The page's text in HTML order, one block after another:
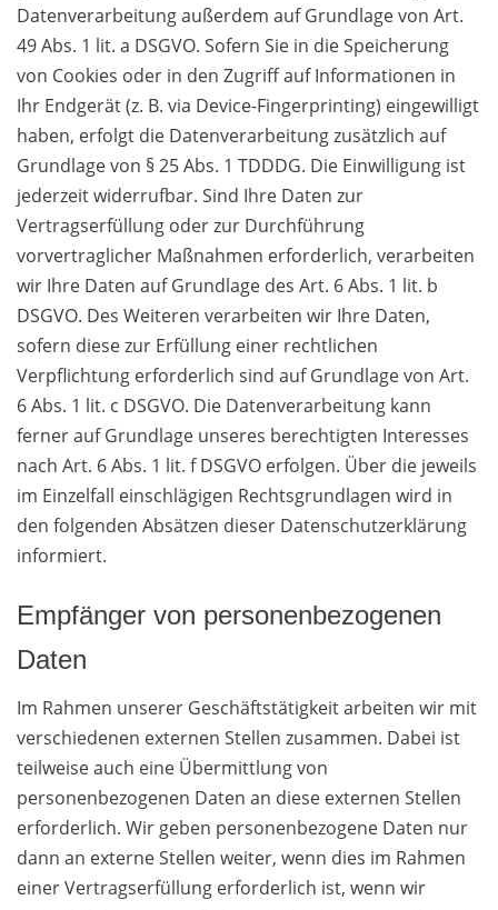
Datenverarbeitung außerdem auf Grundlage von Art.
49 Abs. 1 lit. a DSGVO. Sofern Sie in die Speicherung
von Cookies oder in den Zugriff auf Informationen in
Ihr Endgerät (z. B. via Device-Fingerprinting) eingewilligt
haben, erfolgt die Datenverarbeitung zusätzlich auf
Grundlage von § 25 Abs. 1 TDDDG. Die Einwilligung ist
jederzeit widerrufbar. Sind Ihre Daten zur
Vertragserfüllung oder zur Durchführung
vorvertraglicher Maßnahmen erforderlich, verarbeiten
wir Ihre Daten auf Grundlage des Art. 6 Abs. 1 lit. b
DSGVO. Des Weiteren verarbeiten wir Ihre Daten,
sofern diese zur Erfüllung einer rechtlichen
Verpflichtung erforderlich sind auf Grundlage von Art.
6 Abs. 1 lit. c DSGVO. Die Datenverarbeitung kann
ferner auf Grundlage unseres berechtigten Interesses
nach Art. 6 Abs. 1 lit. f DSGVO erfolgen. Über die jeweils
im Einzelfall einschlägigen Rechtsgrundlagen wird in
den folgenden Absätzen dieser Datenschutzerklärung
informiert.
Empfänger von personenbezogenen
Daten
Im Rahmen unserer Geschäftstätigkeit arbeiten wir mit
verschiedenen externen Stellen zusammen. Dabei ist
teilweise auch eine Übermittlung von
personenbezogenen Daten an diese externen Stellen
erforderlich. Wir geben personenbezogene Daten nur
dann an externe Stellen weiter, wenn dies im Rahmen
einer Vertragserfüllung erforderlich ist, wenn wir